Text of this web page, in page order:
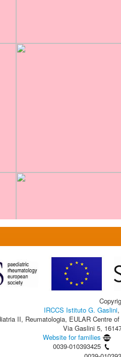
IRCCS Istituto G. Gaslini,
II, Reumatologia, EULAR Centre
Via Gaslini 5,
Website for families